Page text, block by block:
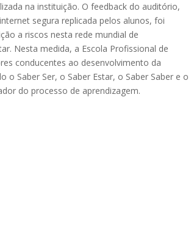
na instituição. O feedback do auditório,
segura replicada pelos alunos, foi
a riscos nesta rede mundial de
Nesta medida, a Escola Profissional de
conducentes ao desenvolvimento da
Saber Ser, o Saber Estar, o Saber Saber e o
do processo de aprendizagem.